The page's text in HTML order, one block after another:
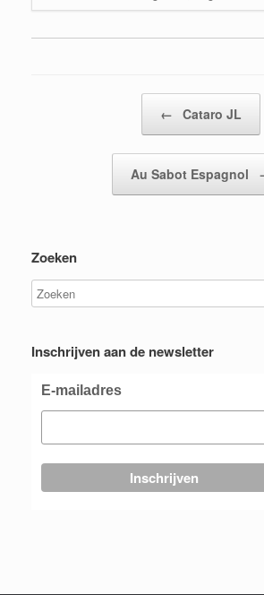
← Cataro JL
Au Sabot Espagnol
Zoeken
Inschrijven aan de newsletter
E-mailadres